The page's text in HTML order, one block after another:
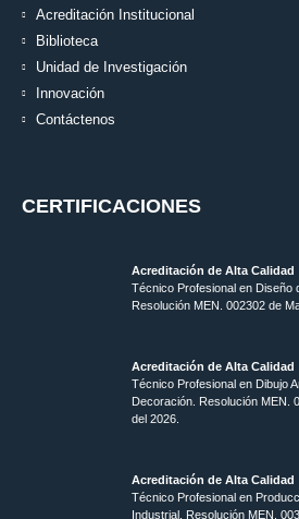
Acreditación Institucional
Biblioteca
Unidad de Investigación
Innovación
Contáctenos
CERTIFICACIONES
Acreditación de Alta Calidad
Técnico Profesional en Diseño
Resolución MEN. 002302 de
Acreditación de Alta Calidad
Técnico Profesional en Dibujo
Decoración. Resolución MEN.
del 2026.
Acreditación de Alta Calidad
Técnico Profesional en
Industrial. Resolución MEN.